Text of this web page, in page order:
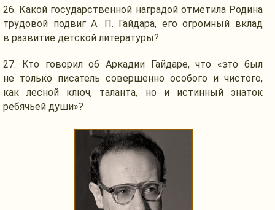
26. Какой государственной наградой отметила Родина
трудовой подвигА. П. Гайдара, его огромный вклад
в развитие детской литературы?
27. Кто говорил об Аркадии Гайдаре, что «это был
не только писатель совершенно особого и чистого,
как лесной ключ, таланта, но и истинныйзнаток
ребячьей души»?